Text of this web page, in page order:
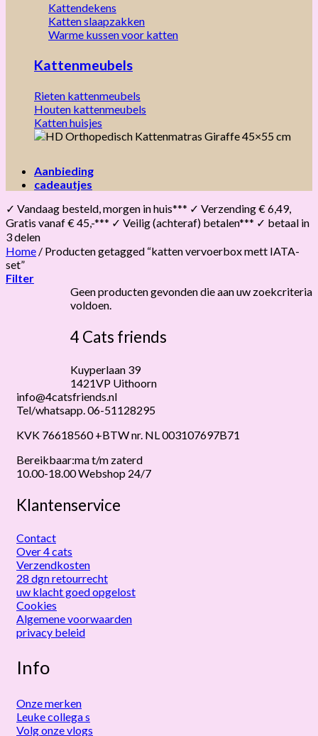
Kattendekens
Katten slaapzakken
Warme kussen voor katten
Kattenmeubels
Rieten kattenmeubels
Houten kattenmeubels
Katten huisjes
Aanbieding
cadeautjes
✓ Vandaag besteld, morgen in huis*** ✓ Verzending € 6,49,
Gratis vanaf € 45,-*** ✓ Veilig (achteraf) betalen*** ✓ betaal in
3 delen
Home / Producten getagged “katten vervoerbox mett IATA-
set”
Filter
Geen producten gevonden die aan uw zoekcriteria
voldoen.
4 Cats friends
Kuyperlaan 39
1421VP Uithoorn
info@4catsfriends.nl
Tel/whatsapp. 06-51128295
KVK 76618560 +BTW nr. NL 003107697B71
Bereikbaar:ma t/m zaterd
10.00-18.00 Webshop 24/7
Klantenservice
Contact
Over 4 cats
Verzendkosten
28 dgn retourrecht
uw klacht goed opgelost
Cookies
Algemene voorwaarden
privacy beleid
Info
Onze merken
Leuke collega s
Volg onze vlogs